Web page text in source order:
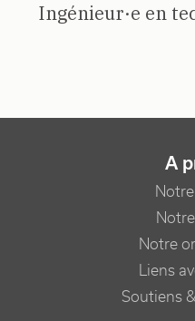
Ingénieur·e en
NAVIGATION A
Notre
Liens
Soutiens